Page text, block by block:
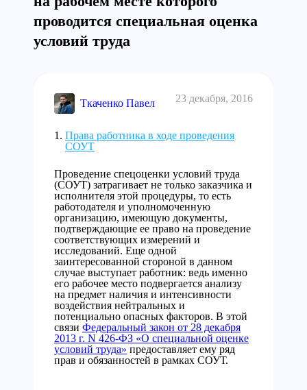
проводится специальная оценка
условий труда
Ткаченко Павел 23 декабря, 2016
Права работника в ходе проведения
СОУТ
Проведение спецоценки условий труда
(СОУТ) затрагивает не только заказчика и
исполнителя этой процедуры, то есть
работодателя и уполномоченную
организацию, имеющую документы,
подтверждающие ее право на проведение
соответствующих измерений и
исследований. Еще одной
заинтересованной стороной в данном
случае выступает работник: ведь именно
его рабочее место подвергается анализу
на предмет наличия и интенсивности
воздействия нейтральных и
потенциально опасных факторов. В этой
связи Федеральный закон от 28 декабря
2013 г. N 426-ФЗ «О специальной оценке
условий труда» предоставляет ему ряд
прав и обязанностей в рамках СОУТ.